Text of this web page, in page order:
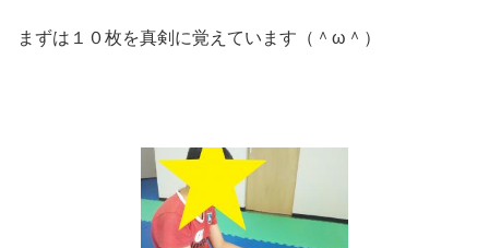
まずは１０枚を真剣に覚えています（＾ω＾）